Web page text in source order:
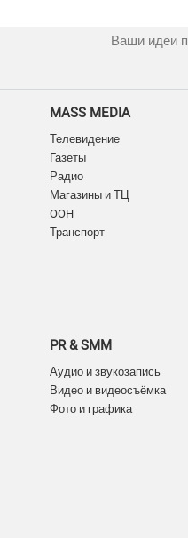
Ваши идеи
MASS MEDIA
Телевидение
Газеты
Радио
Магазины и ТЦ
OOH
Транспорт
PR & SMM
Аудио и звукозапись
Видео и видеосъёмка
Фото и графика